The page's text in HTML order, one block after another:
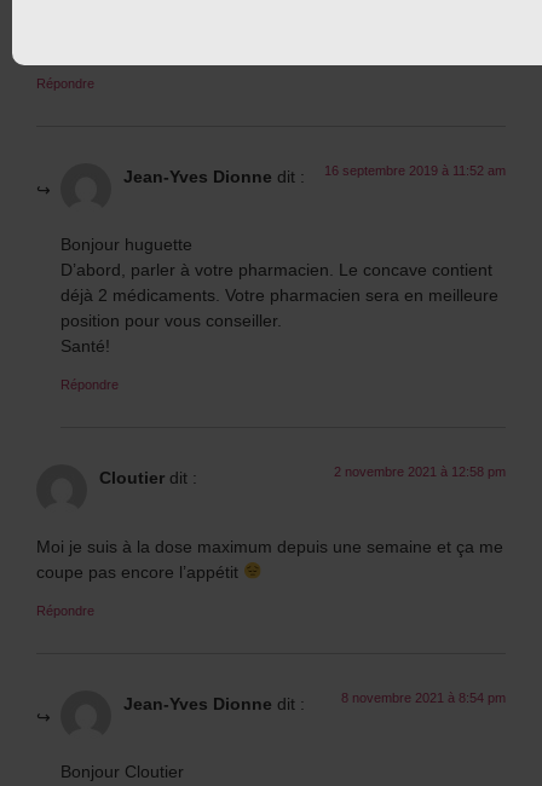
Répondre
Jean-Yves Dionne dit : 16 septembre 2019 à 11:52 am
Bonjour huguette
D’abord, parler à votre pharmacien. Le concave contient
déjà 2 médicaments. Votre pharmacien sera en meilleure
position pour vous conseiller.
Santé!
Répondre
Cloutier dit : 2 novembre 2021 à 12:58 pm
Moi je suis à la dose maximum depuis une semaine et ça me
coupe pas encore l’appétit
Répondre
Jean-Yves Dionne dit : 8 novembre 2021 à 8:54 pm
Bonjour Cloutier